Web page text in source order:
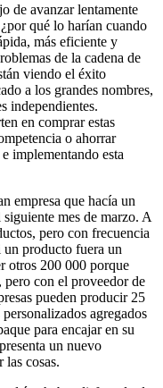
de avanzar lentamente
qué lo harían cuando
más eficiente y
de la cadena de
viendo el éxito
a los grandes nombres,
independientes.
en comprar estas
o ahorrar
implementando esta
empresa que hacía un
mes de marzo. A
pero con frecuencia
un producto fuera un
otros 200 000 porque
pero con el proveedor de
pueden producir 25
agregados
para encajar en su
un nuevo
las cosas.